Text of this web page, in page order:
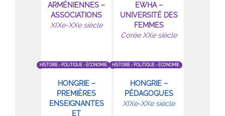
ARMÉNIENNES –
ASSOCIATIONS
XIXe-XXe siècle
HISTOIRE - POLITIQUE - ÉCONOMIE
EWHA –
UNIVERSITÉ DES
FEMMES
Corée XXe siècle
HISTOIRE - POLITIQUE - ÉCONOMIE
HONGRIE –
PREMIÈRES
ENSEIGNANTES
ET
HONGRIE –
PÉDAGOGUES
XIXe-XXe siècle